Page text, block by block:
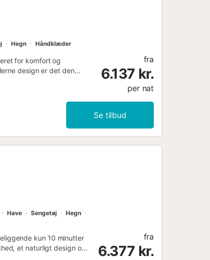
Hegn Håndklæder
for komfort og
design er det den
fra
6.137 kr.
per nat
Se tilbud
Have Sengetøj
Hegn
kun 10 minutter
et naturligt design og
fra
6.377 kr.